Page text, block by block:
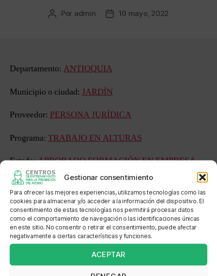
Gestionar consentimiento
Para ofrecer las mejores experiencias, utilizamos tecnologías como las
cookies para almacenar y/o acceder a la información del dispositivo. El
consentimiento de estas tecnologías nos permitirá procesar datos
como el comportamiento de navegación o las identificaciones únicas
en este sitio. No consentir o retirar el consentimiento, puede afectar
negativamente a ciertas características y funciones.
ACEPTAR
Autor
Por admin
Fecha10 mayo, 2022
Departamento: ANTIOQUIA
Municipio o ciudad: JARDÍN
Proveedor: PERSONA JURÍDICA
Programa: TRABAJO EN ALTURAS
Estado:APROBADO FORMACIÓN EN EMPRESA
Sede: CUERPO DE BOMBEROS VOLUNTARIOS DE
JARDIN
Dirección: CRA 6 N 1 - 74
Localización: Vía Jardín Medellín